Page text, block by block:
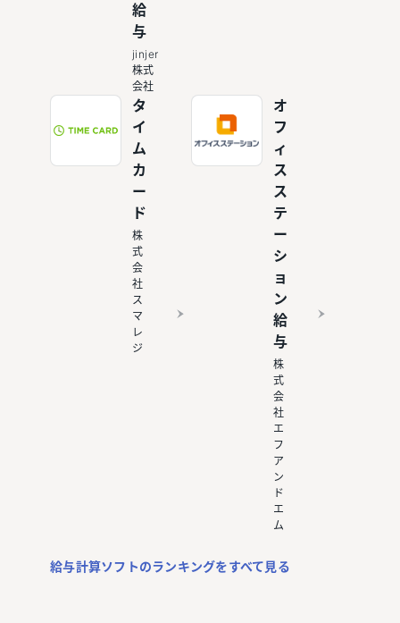
給
与
jinjer
株式
会社
タ
イ
ム
カ
ー
ド
株
式
会
社
ス
マ
レ
ジ
オ
フ
ィ
ス
ス
テ
ー
シ
ョ
ン
給
与
株
式
会
社
エ
フ
ア
ン
ド
エ
ム
給与計算ソフトのランキングをすべて見る